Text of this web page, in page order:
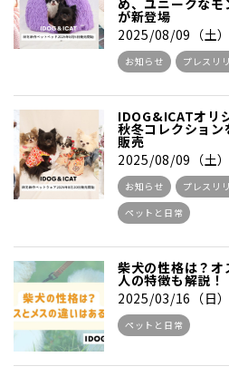
め、ユニークなモ
が新登場
2025/08/09（土）
お知らせ プレスリ
IDOG&ICATオリ
秋冬コレクショ
販売
2025/08/09（土）
お知らせ プレスリ
ペットと日常
柴犬の性格は？オ
人の特徴も解説！
2025/03/16（日）
ペットと日常